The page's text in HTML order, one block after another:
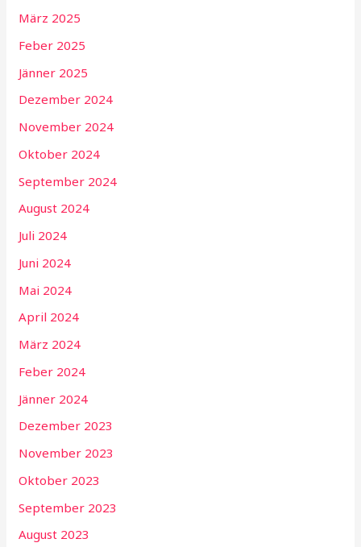
März 2025
Feber 2025
Jänner 2025
Dezember 2024
November 2024
Oktober 2024
September 2024
August 2024
Juli 2024
Juni 2024
Mai 2024
April 2024
März 2024
Feber 2024
Jänner 2024
Dezember 2023
November 2023
Oktober 2023
September 2023
August 2023